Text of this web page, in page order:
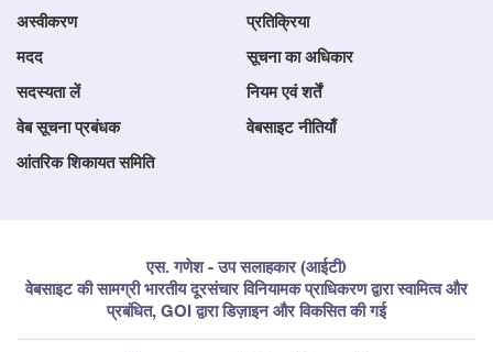
अस्वीकरण प्रतिक्रिया
मदद सूचना का अधिकार
सदस्यता लें नियम एवं शर्तें
वेब सूचना प्रबंधक वेबसाइट नीतियाँ
आंतरिक शिकायत समिति
एस. गणेश - उप सलाहकार (आईटी)
वेबसाइट की सामग्री भारतीय दूरसंचार विनियामक प्राधिकरण द्वारा स्वामित्व और
प्रबंधित, GOI द्वारा डिज़ाइन और विकसित की गई